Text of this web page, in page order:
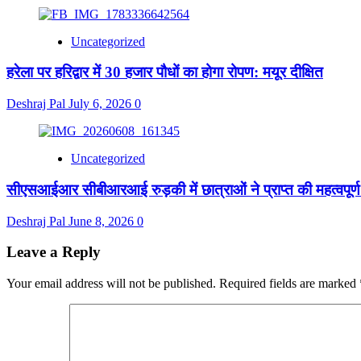
Uncategorized
हरेला पर हरिद्वार में 30 हजार पौधों का होगा रोपण: मयूर दीक्षित
Deshraj Pal July 6, 2026 0
Uncategorized
सीएसआईआर सीबीआरआई रुड़की में छात्राओं ने प्राप्त की महत्वपूर्ण
Deshraj Pal June 8, 2026 0
Leave a Reply
Your email address will not be published. Required fields are marked